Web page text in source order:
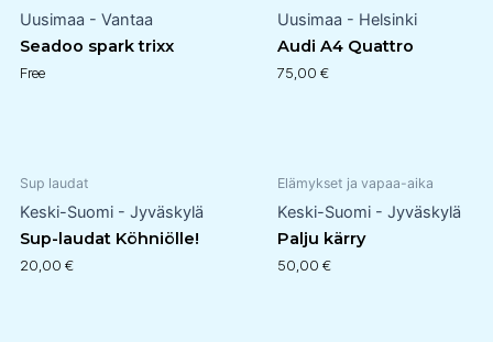
Uusimaa - Vantaa
Seadoo spark trixx
Free
Uusimaa - Helsinki
Audi A4 Quattro
75,00 €
Sup laudat
Keski-Suomi - Jyväskylä
Sup-laudat Köhniölle!
20,00 €
Elämykset ja vapaa-aika
Keski-Suomi - Jyväskylä
Palju kärry
50,00 €